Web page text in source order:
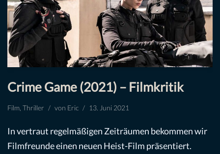
Crime Game (2021) – Filmkritik
Film Thriller von Eric 13. Juni 2021
In vertraut regelmäßigen Zeiträumen bekommen wir
Filmfreunde einen neuen Heist-Film präsentiert.